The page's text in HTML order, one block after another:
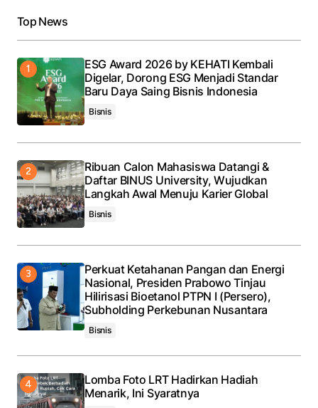
Save my name, email, and website in this browser
for the next time I comment.
Submit Comment
Top News
ESG Award 2026 by KEHATI Kembali
Digelar, Dorong ESG Menjadi Standar
Baru Daya Saing Bisnis Indonesia
Bisnis
Ribuan Calon Mahasiswa Datangi &
Daftar BINUS University, Wujudkan
Langkah Awal Menuju Karier Global
Bisnis
Perkuat Ketahanan Pangan dan Energi
Nasional, Presiden Prabowo Tinjau
Hilirisasi Bioetanol PTPN I (Persero),
Subholding Perkebunan Nusantara
Bisnis
Lomba Foto LRT Hadirkan Hadiah
Menarik, Ini Syaratnya